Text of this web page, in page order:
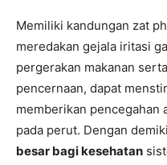
Memiliki kandungan zat
meredakan gejala iritasi
pergerakan makanan
pencernaan, dapat
memberikan pencegahan
pada perut. Dengan
besar bagi kesehatan